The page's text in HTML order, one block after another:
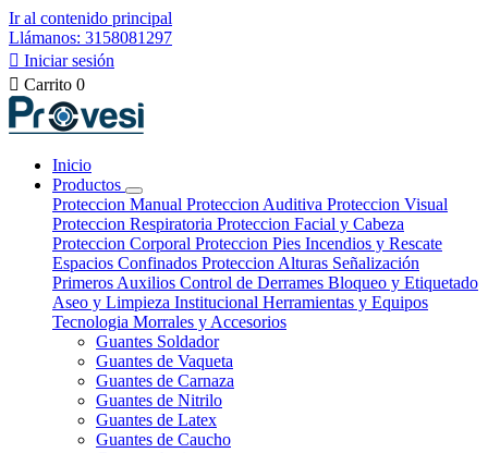
Ir al contenido principal
Llámanos: 3158081297
 Iniciar sesión
 Carrito 0
Inicio
Productos
Proteccion Manual Proteccion Auditiva Proteccion Visual
Proteccion Respiratoria Proteccion Facial y Cabeza
Proteccion Corporal Proteccion Pies Incendios y Rescate
Espacios Confinados Proteccion Alturas Señalización
Primeros Auxilios Control de Derrames Bloqueo y Etiquetado
Aseo y Limpieza Institucional Herramientas y Equipos
Tecnologia Morrales y Accesorios
Guantes Soldador
Guantes de Vaqueta
Guantes de Carnaza
Guantes de Nitrilo
Guantes de Latex
Guantes de Caucho